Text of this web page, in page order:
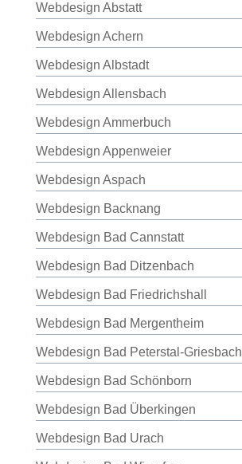
Webdesign Abstatt
Webdesign Achern
Webdesign Albstadt
Webdesign Allensbach
Webdesign Ammerbuch
Webdesign Appenweier
Webdesign Aspach
Webdesign Backnang
Webdesign Bad Cannstatt
Webdesign Bad Ditzenbach
Webdesign Bad Friedrichshall
Webdesign Bad Mergentheim
Webdesign Bad Peterstal-Griesbach
Webdesign Bad Schönborn
Webdesign Bad Überkingen
Webdesign Bad Urach